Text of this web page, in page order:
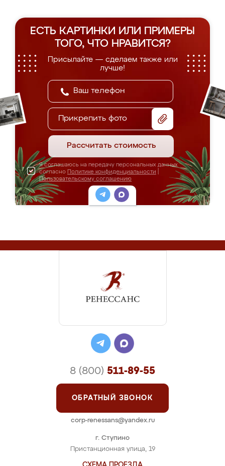
ЕСТЬ КАРТИНКИ ИЛИ ПРИМЕРЫ
ТОГО, ЧТО НРАВИТСЯ?
Присылайте — сделаем также или
лучше!
Прикрепить фото
Рассчитать стоимость
Я соглашаюсь на передачу персональных данных
согласно Политике конфиденциальности
Пользовательскому соглашению
г. Ступино
Пристанционная улица, 19
8 (800) 511-89-55
ОБРАТНЫЙ ЗВОНОК
corp-renessans@yandex.ru